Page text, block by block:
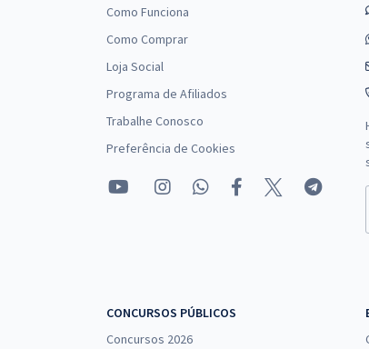
Como Funciona
Como Comprar
Loja Social
Programa de Afiliados
Trabalhe Conosco
Preferência de Cookies
CONCURSOS PÚBLICOS
Concursos 2026